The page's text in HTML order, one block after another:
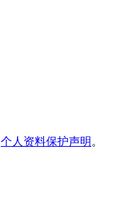
个人资料保护声明 。